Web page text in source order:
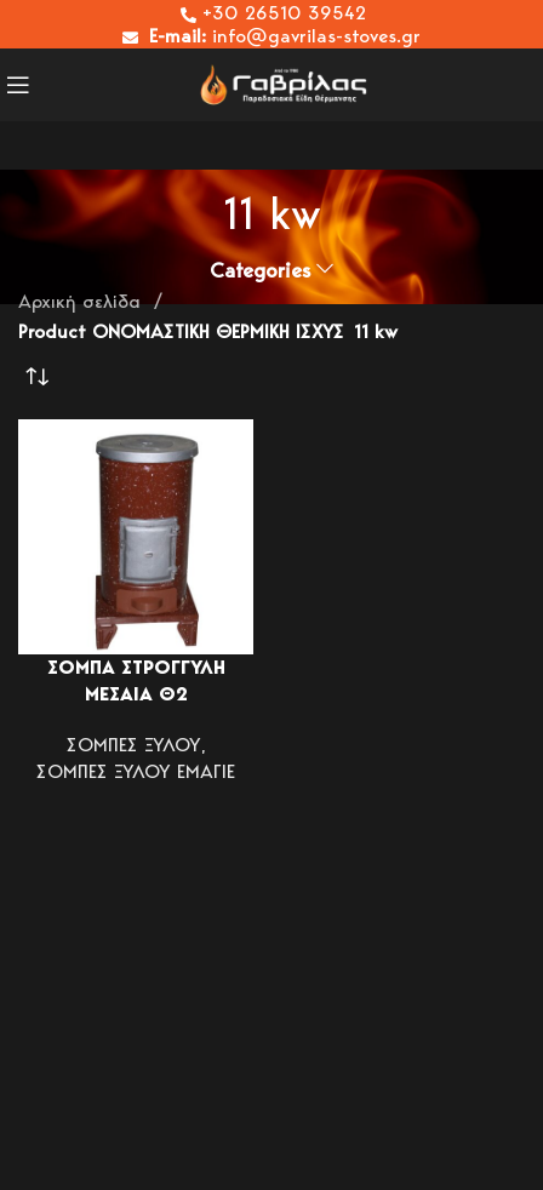
+30 26510 39542
E-mail: info@gavrilas-stoves.gr
11 kw
Categories
Αρχική σελίδα
Product ΟΝΟΜΑΣΤΙΚΗ ΘΕΡΜΙΚΗ ΙΣΧΥΣ 11 kw
ΣΟΜΠΑ ΣΤΡΟΓΓΥΛΗ
ΜΕΣΑΙΑ Θ2
ΣΟΜΠΕΣ ΞΥΛΟΥ,
ΣΟΜΠΕΣ ΞΥΛΟΥ ΕΜΑΓΙΕ